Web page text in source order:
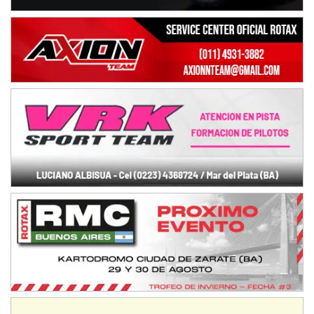
KDO - F6
Ciudad de Trenque Lauquen (Asfalto)
Trenque Lauquen (Buenos Aires)
ENTRERRIANO - F6 (POSTERGADA)
Parque de la Velocidad (Asfalto)
VICTORIENSE - F7
El Cerro (Tierra)
PATAGONICO - F6
Moto Club Reginense (Tierra)
Gral. E. Godoy (Río Negro)
CSK - F7
Juventud Unida (Tierra)
Humboldt (Santa Fe)
NORESTE SANTAFESINO - F6
Ciudad de Avellaneda (Asfalto)